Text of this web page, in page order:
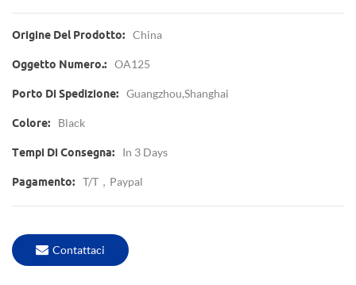
Origine Del Prodotto: China
Oggetto Numero.: OA125
Porto Di Spedizione: Guangzhou,Shanghai
Colore: Black
Tempi Di Consegna: In 3 Days
Pagamento: T/T，paypal
Contattaci